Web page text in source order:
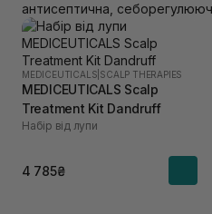
антисептична,
MEDICEUTICALS SCALP THERAPIES
MEDICEUTICALS Scalp
Treatment Kit Dandruff
Набір від лупи
4 785₴